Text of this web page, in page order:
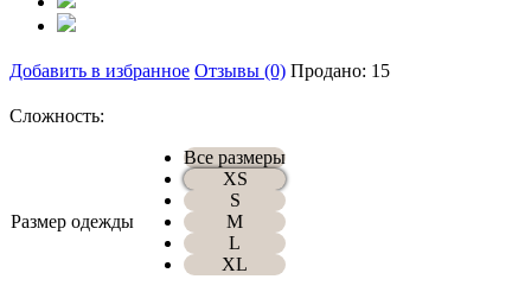
Добавить в избранное Отзывы (0) Продано: 15
Сложность:
Размер одежды
Все размеры
XS
S
M
L
XL